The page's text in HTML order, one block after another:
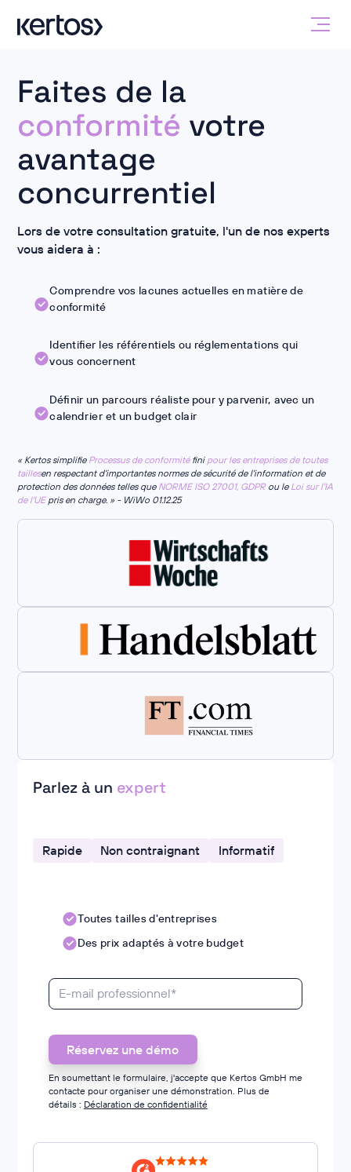
Faites de la
conformité votre
avantage
concurrentiel
Lors de votre consultation gratuite, l'un de nos experts
vous aidera à :
Comprendre vos lacunes actuelles en matière de
conformité
Identifier les référentiels ou réglementations qui
vous concernent
Définir un parcours réaliste pour y parvenir, avec un
calendrier et un budget clair
« Kertos simplifie Processus de conformitéfini pour les entreprises de toutes
taillesen respectant d'importantes normes de sécurité de l'information et de
protection des données telles que NORME ISO 27001, GDPRou le Loi sur l'IA
de l'UEpris en charge. » - WiWo 01.12.25
Parlez à un expert
Rapide Non contraignant Informatif
Toutes tailles d'entreprises
Des prix adaptés à votre budget
En soumettant le formulaire, j'accepte que Kertos GmbH me
contacte pour organiser une démonstration. Plus de
détails : Déclaration de confidentialité